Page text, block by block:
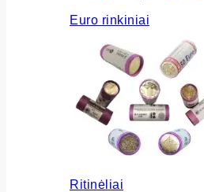
Euro rinkiniai
Ritinėliai